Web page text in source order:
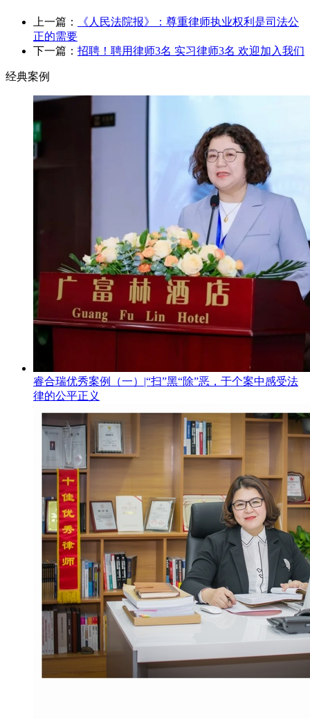
上一篇：
《人民法院报》：尊重律师执业权利是司法公
正的需要
下一篇： 招聘！聘用律师3名 实习律师3名 欢迎加入我们
经典案例
睿合瑞优秀案例（一）|“扫”黑“除”恶，于个案中感受法
律的公平正义